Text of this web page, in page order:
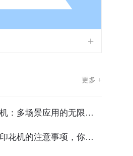
更多 +
：多场景应用的无限可
花机的注意事项，你知